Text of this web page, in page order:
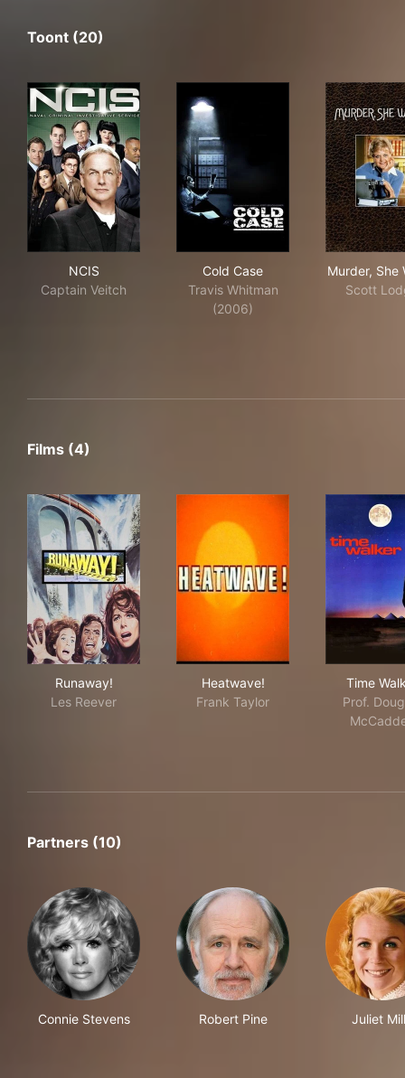
Toont (20)
NCIS
Captain Veitch
Cold Case
Travis Whitman
(2006)
Murder, She
Scott
Films (4)
Runaway!
Les Reever
Heatwave!
Frank Taylor
Time
Prof.
Partners (10)
Connie Stevens Robert Pine Juliet